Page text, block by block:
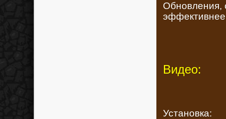
Обновления,
Видео:
Установка: